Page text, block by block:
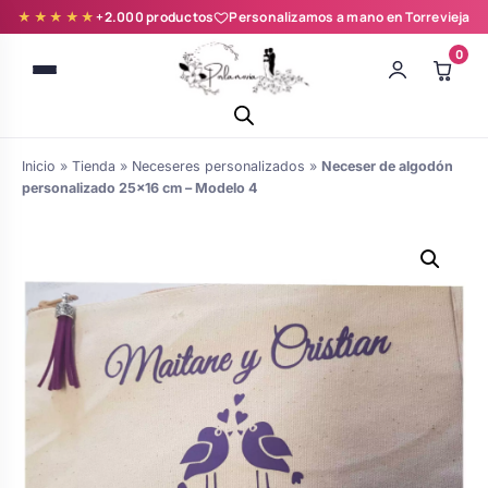
★★★★★+2.000 productos Personalizamos a mano en Torrevieja
0
novia y zapatillas
personalizadas
de boda
Árboles de Huellas para Primera
Comunión
Batas de comunión personalizadas
Inicio » Tienda » Neceseres personalizados » Neceser de algodón
personalizado 25×16 cm – Modelo 4